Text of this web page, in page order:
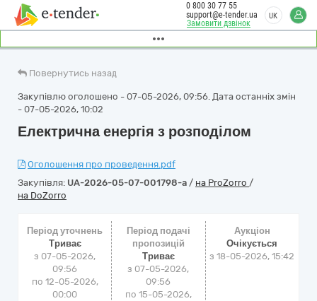
Замовити дзвінок
0 800 30 77 55
support@e-tender.ua
UK
Повернутись назад
Закупівлю оголошено - 07-05-2026, 09:56. Дата останніх змін
- 07-05-2026, 10:02
Електрична енергія з розподілом
Оголошення про проведення.pdf
Закупівля: UA-2026-05-07-001798-a / на ProZorro /
на DoZorro
Період уточнень
Триває
з 07-05-2026,
09:56
по 12-05-2026,
00:00
Період подачі
пропозицій
Триває
з 07-05-2026,
09:56
по 15-05-2026,
Аукціон
Очікується
з18-05-2026, 15:42